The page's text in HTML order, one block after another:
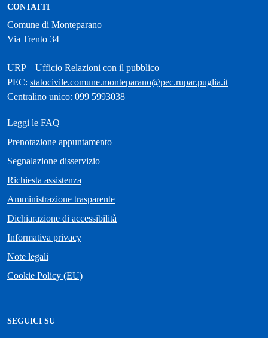
CONTATTI
Comune di Monteparano
Via Trento 34
URP – Ufficio Relazioni con il pubblico
PEC: statocivile.comune.monteparano@pec.rupar.puglia.it
Centralino unico: 099 5993038
Leggi le FAQ
Prenotazione appuntamento
Segnalazione disservizio
Richiesta assistenza
Amministrazione trasparente
Dichiarazione di accessibilità
Informativa privacy
Note legali
Cookie Policy (EU)
SEGUICI SU